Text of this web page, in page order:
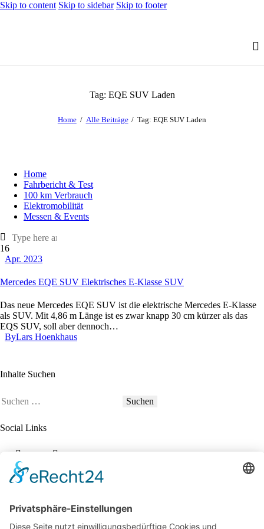
Skip to content Skip to sidebar Skip to footer
Tag: EQE SUV Laden
Home Alle Beiträge Tag: EQE SUV Laden
Home
Fahrbericht & Test
100 km Verbrauch
Elektromobilität
Messen & Events
16
Apr. 2023
Mercedes EQE SUV Elektrisches E-Klasse SUV
Das neue Mercedes EQE SUV ist die elektrische Mercedes E-Klasse
als SUV. Mit 4,86 m Länge ist es zwar knapp 30 cm kürzer als das
EQS SUV, soll aber dennoch…
ByLars Hoenkhaus
Inhalte Suchen
Suchen
Social Links
YouTube
34K
100 km Verbrauch Test